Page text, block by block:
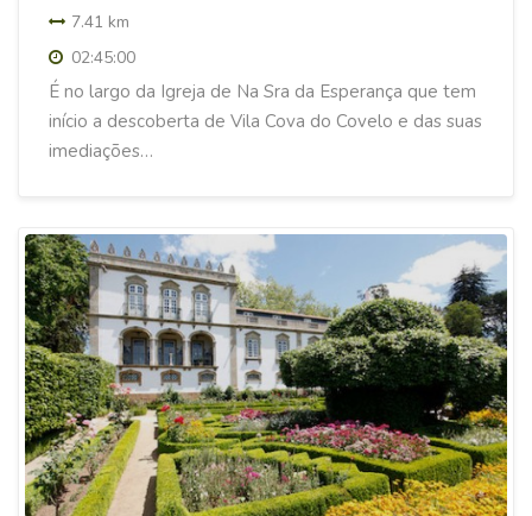
7.41 km
02:45:00
É no largo da Igreja de Na Sra da Esperança que tem
início a descoberta de Vila Cova do Covelo e das suas
imediações…